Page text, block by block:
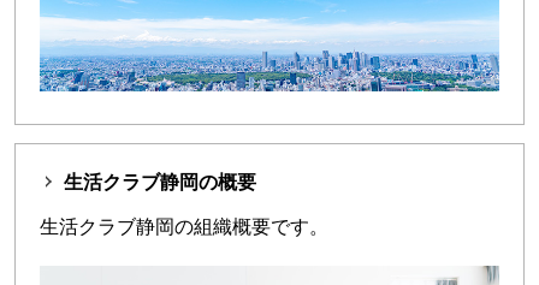
生活クラブ静岡の概要
生活クラブ静岡の組織概要です。